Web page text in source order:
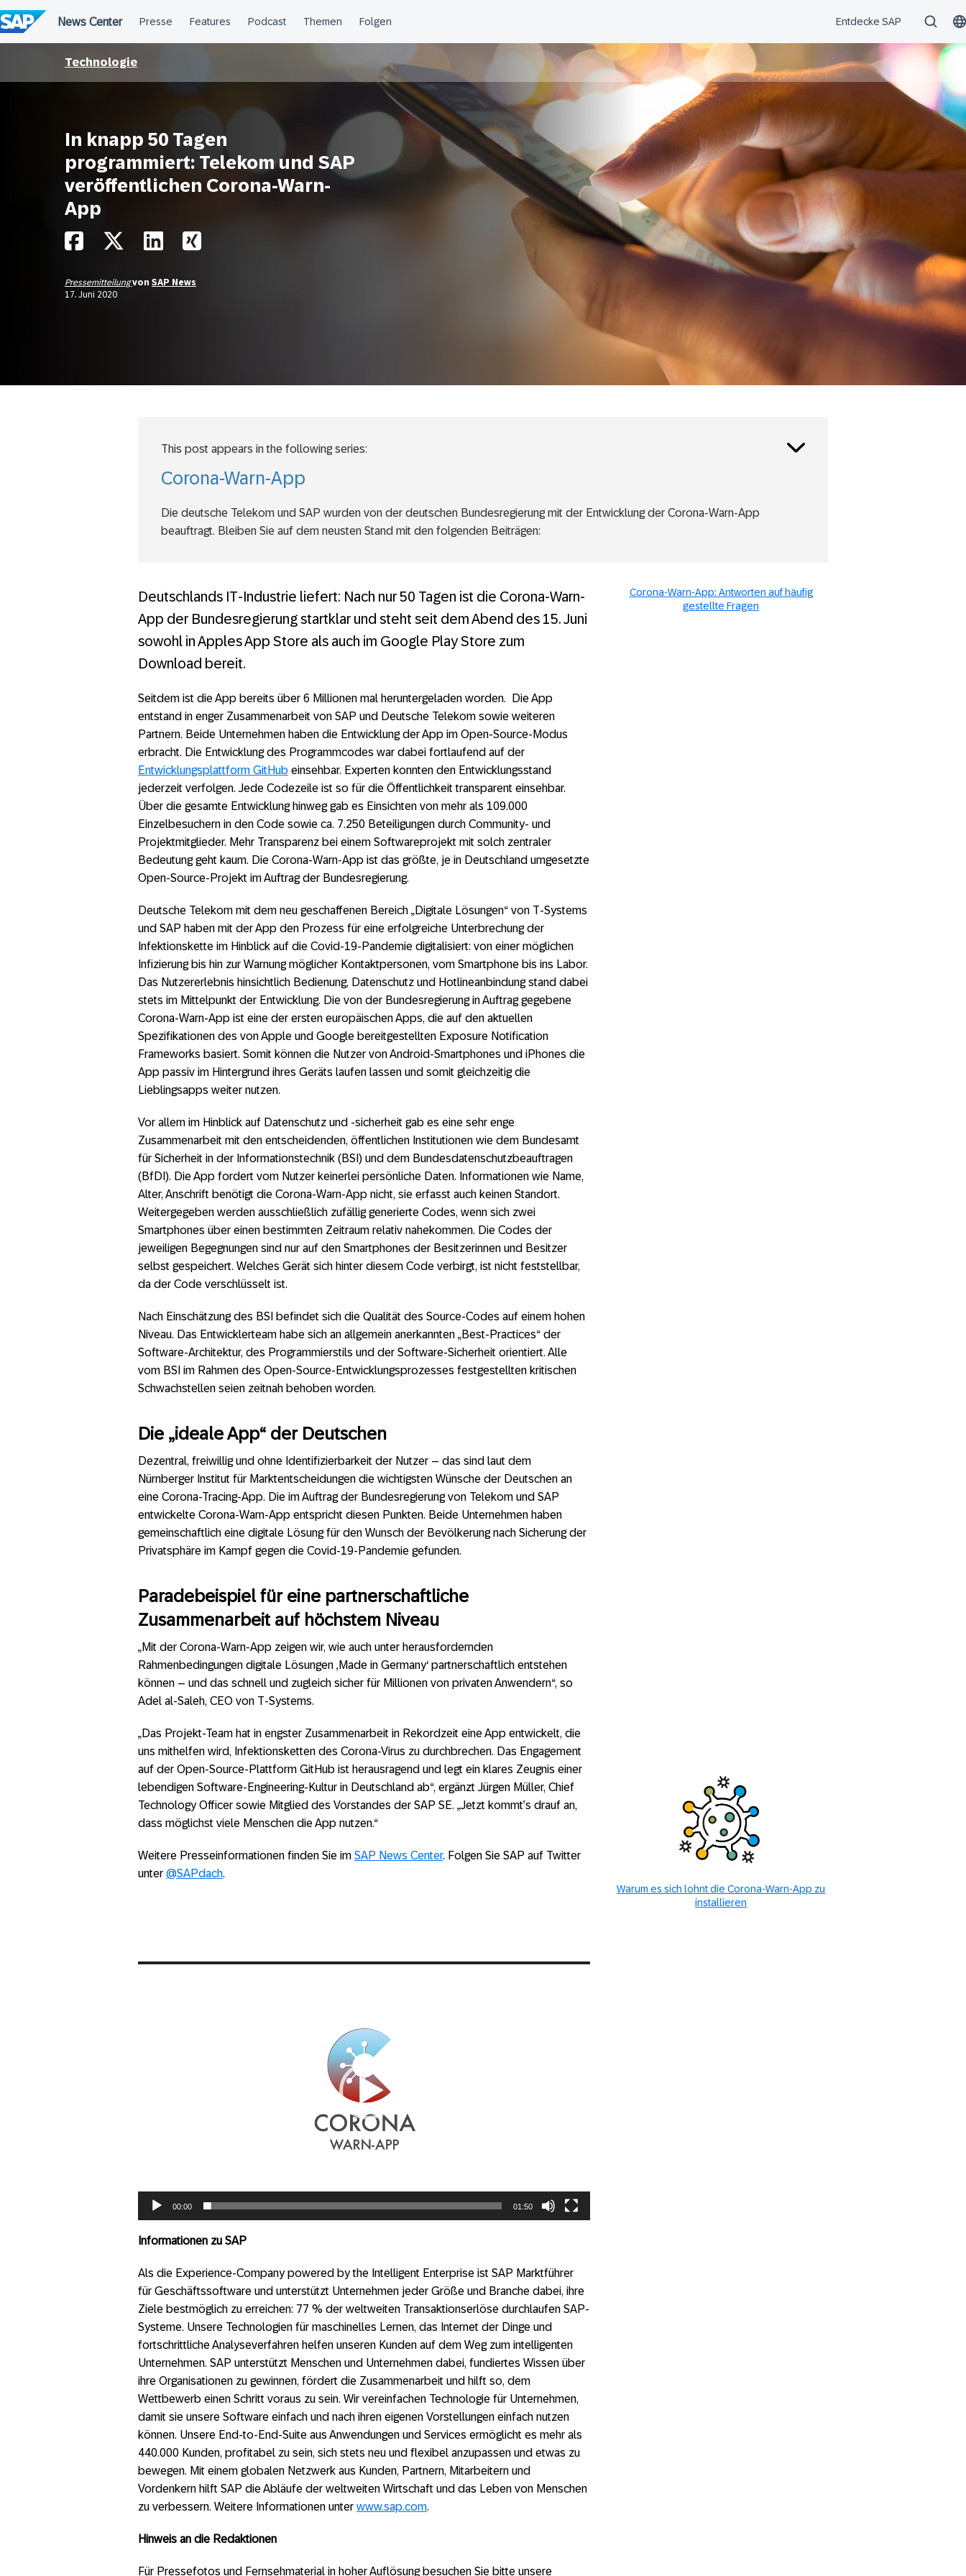
Technologie
In knapp 50 Tagen
programmiert: Telekom und SAP
veröffentlichen Corona-Warn-
App
Pressemitteilungvon SAP News
17. Juni 2020
This post appears in the following series:
Corona-Warn-App
Die deutsche Telekom und SAP wurden von der deutschen Bundesregierung mit der Entwicklung der Corona-Warn-App
beauftragt. Bleiben Sie auf dem neusten Stand mit den folgenden Beiträgen:
Toggle
In die Mangel genommen: Corona-Warn-App besteht Sicherheitstest souverän
Corona-Warn-App-Entwicklung: „Bug-Fixing“ mit Sorgfalt
In knapp 50 Tagen programmiert: Telekom und SAP veröffentlichen Corona-Warn-App
Die populärsten Irrtümer zur Corona-Warn-App
Corona-Warn-App Entwicklung: „Wir befinden uns in der heißen Phase“
Warum es sich lohnt, die Corona-Warn-App zu installieren
Corona-Warn-App: Demokratie und Digitalisierung brauchen einander
Corona-Warn-App: So wird sie aussehen
Corona-Warn-App Entwicklung: “Architektur der App muss sich kontinuierlich anpassen”
Bund beauftragt SAP und Telekom mit Corona-Warn-App
COVID-19: Die technische Grundlage der Corona-Warn-App in Deutschland
Corona-Warn-App Entwicklung: “Publish often and early”
Corona-Warn-App: Antworten auf häufig gestellte Fragen
Deutschlands IT-Industrie liefert: Nach nur 50 Tagen ist die Corona-Warn-
App der Bundesregierung startklar und steht seit dem Abend des 15. Juni
sowohl in Apples App Store als auch im Google Play Store zum
Download bereit.
Seitdem ist die App bereits über 6 Millionen mal heruntergeladen worden. Die App
entstand in enger Zusammenarbeit von SAP und Deutsche Telekom sowie weiteren
Partnern. Beide Unternehmen haben die Entwicklung der App im Open-Source-Modus
erbracht. Die Entwicklung des Programmcodes war dabei fortlaufend auf der
Entwicklungsplattform GitHub einsehbar. Experten konnten den Entwicklungsstand
jederzeit verfolgen. Jede Codezeile ist so für die Öffentlichkeit transparent einsehbar.
Über die gesamte Entwicklung hinweg gab es Einsichten von mehr als 109.000
Einzelbesuchern in den Code sowie ca. 7.250 Beteiligungen durch Community- und
Projektmitglieder. Mehr Transparenz bei einem Softwareprojekt mit solch zentraler
Bedeutung geht kaum. Die Corona-Warn-App ist das größte, je in Deutschland umgesetzte
Open-Source-Projekt im Auftrag der Bundesregierung.
Deutsche Telekom mit dem neu geschaffenen Bereich „Digitale Lösungen“ von T-Systems
und SAP haben mit der App den Prozess für eine erfolgreiche Unterbrechung der
Infektionskette im Hinblick auf die Covid-19-Pandemie digitalisiert: von einer möglichen
Infizierung bis hin zur Warnung möglicher Kontaktpersonen, vom Smartphone bis ins Labor.
Das Nutzererlebnis hinsichtlich Bedienung, Datenschutz und Hotlineanbindung stand dabei
stets im Mittelpunkt der Entwicklung. Die von der Bundesregierung in Auftrag gegebene
Corona-Warn-App ist eine der ersten europäischen Apps, die auf den aktuellen
Spezifikationen des von Apple und Google bereitgestellten Exposure Notification
Frameworks basiert. Somit können die Nutzer von Android-Smartphones und iPhones die
App passiv im Hintergrund ihres Geräts laufen lassen und somit gleichzeitig die
Lieblingsapps weiter nutzen.
Vor allem im Hinblick auf Datenschutz und -sicherheit gab es eine sehr enge
Zusammenarbeit mit den entscheidenden, öffentlichen Institutionen wie dem Bundesamt
für Sicherheit in der Informationstechnik (BSI) und dem Bundesdatenschutzbeauftragen
(BfDI). Die App fordert vom Nutzer keinerlei persönliche Daten. Informationen wie Name,
Alter, Anschrift benötigt die Corona-Warn-App nicht, sie erfasst auch keinen Standort.
Weitergegeben werden ausschließlich zufällig generierte Codes, wenn sich zwei
Smartphones über einen bestimmten Zeitraum relativ nahekommen. Die Codes der
jeweiligen Begegnungen sind nur auf den Smartphones der Besitzerinnen und Besitzer
selbst gespeichert. Welches Gerät sich hinter diesem Code verbirgt, ist nicht feststellbar,
da der Code verschlüsselt ist.
Nach Einschätzung des BSI befindet sich die Qualität des Source-Codes auf einem hohen
Niveau. Das Entwicklerteam habe sich an allgemein anerkannten „Best-Practices“ der
Software-Architektur, des Programmierstils und der Software-Sicherheit orientiert. Alle
vom BSI im Rahmen des Open-Source-Entwicklungsprozesses festgestellten kritischen
Schwachstellen seien zeitnah behoben worden.
Die „ideale App“ der Deutschen
Dezentral, freiwillig und ohne Identifizierbarkeit der Nutzer – das sind laut dem
Nürnberger Institut für Marktentscheidungen die wichtigsten Wünsche der Deutschen an
eine Corona-Tracing-App. Die im Auftrag der Bundesregierung von Telekom und SAP
entwickelte Corona-Warn-App entspricht diesen Punkten. Beide Unternehmen haben
gemeinschaftlich eine digitale Lösung für den Wunsch der Bevölkerung nach Sicherung der
Privatsphäre im Kampf gegen die Covid-19-Pandemie gefunden.
Paradebeispiel für eine partnerschaftliche
Zusammenarbeit auf höchstem Niveau
„Mit der Corona-Warn-App zeigen wir, wie auch unter herausfordernden
Rahmenbedingungen digitale Lösungen ‚Made in Germany‘ partnerschaftlich entstehen
können – und das schnell und zugleich sicher für Millionen von privaten Anwendern“, so
Adel al-Saleh, CEO von T-Systems.
„Das Projekt-Team hat in engster Zusammenarbeit in Rekordzeit eine App entwickelt, die
uns mithelfen wird, Infektionsketten des Corona-Virus zu durchbrechen. Das Engagement
auf der Open-Source-Plattform GitHub ist herausragend und legt ein klares Zeugnis einer
lebendigen Software-Engineering-Kultur in Deutschland ab“, ergänzt Jürgen Müller, Chief
Technology Officer sowie Mitglied des Vorstandes der SAP SE. „Jetzt kommt’s drauf an,
dass möglichst viele Menschen die App nutzen.“
Weitere Presseinformationen finden Sie im SAP News Center. Folgen Sie SAP auf Twitter
unter @SAPdach.
00:00 01:50
Informationen zu SAP
Als die Experience-Company powered by the Intelligent Enterprise ist SAP Marktführer
für Geschäftssoftware und unterstützt Unternehmen jeder Größe und Branche dabei, ihre
Ziele bestmöglich zu erreichen: 77 % der weltweiten Transaktionserlöse durchlaufen SAP-
Systeme. Unsere Technologien für maschinelles Lernen, das Internet der Dinge und
fortschrittliche Analyseverfahren helfen unseren Kunden auf dem Weg zum intelligenten
Unternehmen. SAP unterstützt Menschen und Unternehmen dabei, fundiertes Wissen über
ihre Organisationen zu gewinnen, fördert die Zusammenarbeit und hilft so, dem
Wettbewerb einen Schritt voraus zu sein. Wir vereinfachen Technologie für Unternehmen,
damit sie unsere Software einfach und nach ihren eigenen Vorstellungen einfach nutzen
können. Unsere End-to-End-Suite aus Anwendungen und Services ermöglicht es mehr als
440.000 Kunden, profitabel zu sein, sich stets neu und flexibel anzupassen und etwas zu
bewegen. Mit einem globalen Netzwerk aus Kunden, Partnern, Mitarbeitern und
Vordenkern hilft SAP die Abläufe der weltweiten Wirtschaft und das Leben von Menschen
zu verbessern. Weitere Informationen unter www.sap.com.
Hinweis an die Redaktionen
Für Pressefotos und Fernsehmaterial in hoher Auflösung besuchen Sie bitte unsere
Corona-Warn-App: Antworten auf häufig
gestellte Fragen
Warum es sich lohnt die Corona-Warn-App zu
installieren